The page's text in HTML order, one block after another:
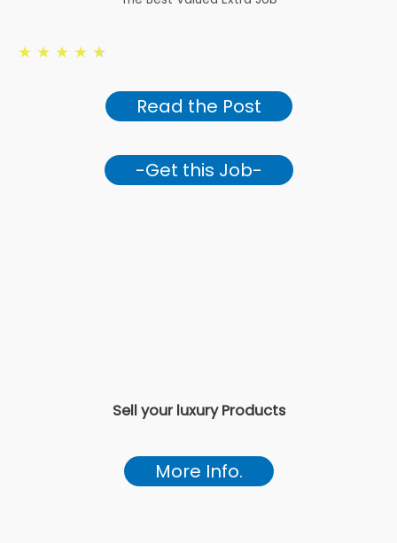
★ ★ ★ ★ ★
Read the Post
-Get this Job-
Sell your luxury Products
More Info.